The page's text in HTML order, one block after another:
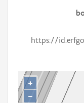
Gebeurtenis
Persoon of collectief
https://
+
−